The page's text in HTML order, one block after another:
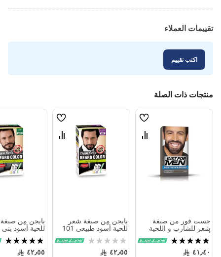
تقييمات العملاء
اكتب تقييم
منتجات ذات الصلة
قائمة
قارن
جست فور من صبغة
شعر للشارب و اللحية
أسود طبيعى 2754
تقييم:
100%
٤١٫٤٠
قائمة
قارن
بايجن مِن صبغة شعر
للحية أسود طبيعى 101
Rating:
0%
٤٢٫٥٥
بايجن مِن
للحية أسود بنى 102
تقييم:
100%
٤٢٫٥٥